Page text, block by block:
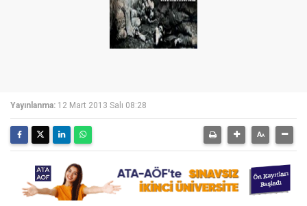
Yayınlanma: 12 Mart 2013 Salı 08:28